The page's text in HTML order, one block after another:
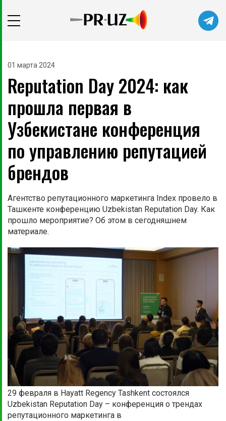
Не сейчас Подписаться
01 марта 2024
Reputation Day 2024: как
прошла первая в
Узбекистане конференция
по управлению репутацией
брендов
Агентство репутационного маркетинга Index провело в
Ташкенте конференцию Uzbekistan Reputation Day. Как
прошло мероприятие? Об этом в сегодняшнем
материале.
29 февраля в Hayatt Regency Tashkent состоялся
Uzbekistan Reputation Day – конференция о трендах
репутационного маркетинга в